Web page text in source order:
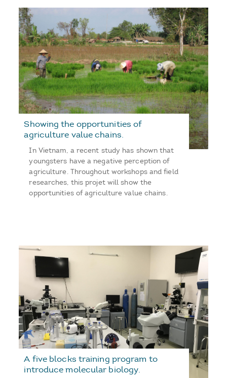
Showing the opportunities of
agriculture value chains.
In Vietnam, a recent study has shown that
youngsters have a negative perception of
agriculture. Throughout workshops and field
researches, this projet will show the
opportunities of agriculture value chains.
A five blocks training program to
introduce molecular biology.